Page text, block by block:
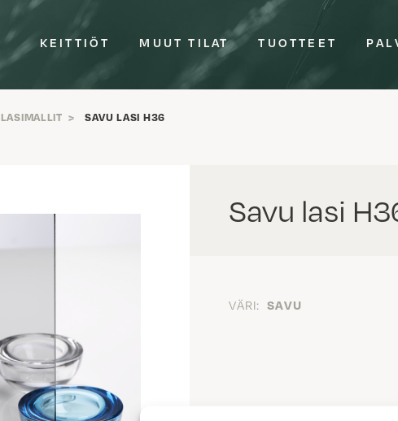
KEITTIÖT MUUT TILAT TUOTTEET
LASIMALLIT > SAVU LASI H36
Savu lasi
VÄRI: SAVU